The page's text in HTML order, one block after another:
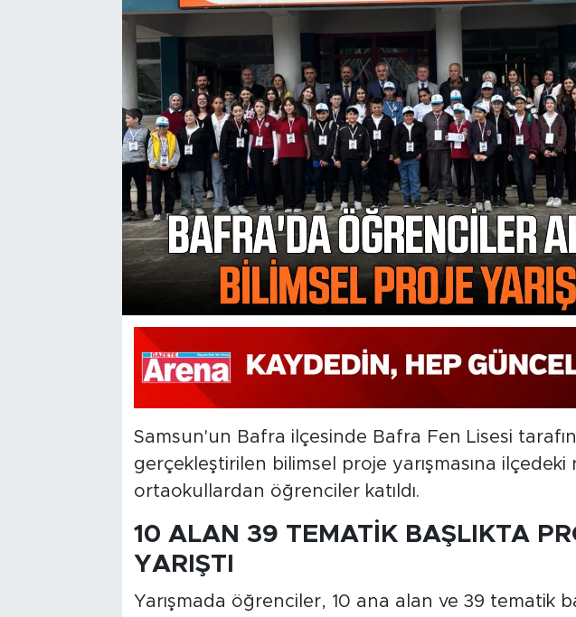
Samsun'un Bafra ilçesinde Bafra Fen Lisesi
gerçekleştirilen bilimsel proje yarışmasına ilçedeki
ortaokullardan öğrenciler katıldı.
10 ALAN 39 TEMATİK BAŞLIKTA
YARIŞTI
Yarışmada öğrenciler, 10 ana alan ve 39 tematik